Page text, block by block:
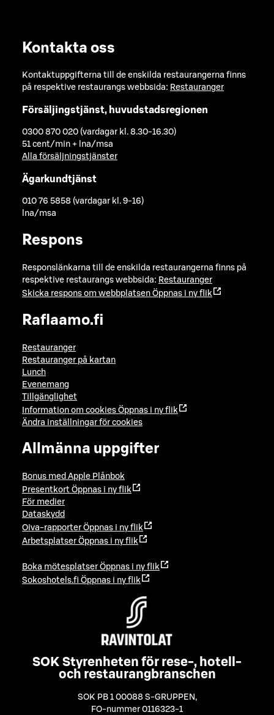
Kontakta oss
Kontaktuppgifterna till de enskilda restaurangerna finns
på respektive restaurangs webbsida: Restauranger
Försäljingstjänst, huvudstadsregionen
0300 870 020 (vardagar kl. 8.30-16.30)
51 cent/min + lna/msa
Alla försäljningstjänster
Ägarkundtjänst
010 76 5858 (vardagar kl. 9-16)
lna/msa
Respons
Responslänkarna till de enskilda restaurangerna finns på
respektive restaurangs webbsida: Restauranger
Skicka respons om webbplatsen Öppnas i ny flik
Raflaamo.fi
Restauranger
Restauranger på kartan
Lunch
Evenemang
Tillgänglighet
Information om cookies Öppnas i ny flik
Ändra inställningar för cookies
Allmänna uppgifter
Bonus med Apple Plånbok
Presentkort Öppnas i ny flik
För medier
Dataskydd
Oiva-rapporter Öppnas i ny flik
Arbetsplatser Öppnas i ny flik
Boka mötesplatser Öppnas i ny flik
Sokoshotels.fi Öppnas i ny flik
SOK Styrenheten för rese-, hotell-
och restaurangbranschen
SOK PB 1 00088 S-GRUPPEN ,
FO-nummer 0116323-1